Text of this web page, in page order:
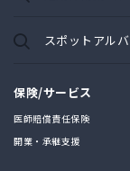
スポットアル
保険/サービス
医師賠償責任保険
開業・承継支援